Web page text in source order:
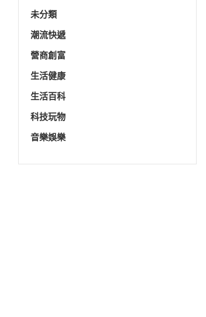
未分類
潮流快遞
營商創富
生活健康
生活百科
科技玩物
音樂娛樂